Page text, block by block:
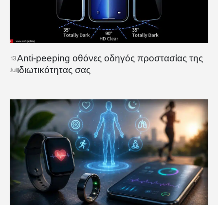
13
Jul
Anti-peeping οθόνες οδηγός προστασίας της
ιδιωτικότητας σας